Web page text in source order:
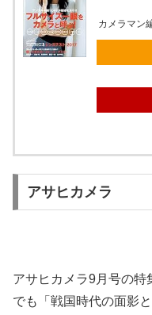
カメラマン
アサヒカメラ
アサヒカメラ9月号の特
でも「戦国時代の面影